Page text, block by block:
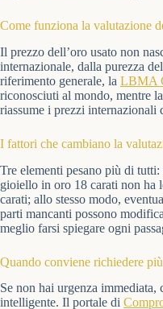
Come funziona la valutazione
Il prezzo dell’oro usato non
internazionale, dalla purezza
riferimento generale, la LBMA
riconosciuti al mondo, mentre
riassume i prezzi internazionali
I fattori che cambiano la
Tre elementi pesano più di
gioiello in oro 18 carati non ha
carati; allo stesso modo,
parti mancanti possono
meglio farsi spiegare ogni
Quando conviene richiedere
Se non hai urgenza
intelligente. Il portale di